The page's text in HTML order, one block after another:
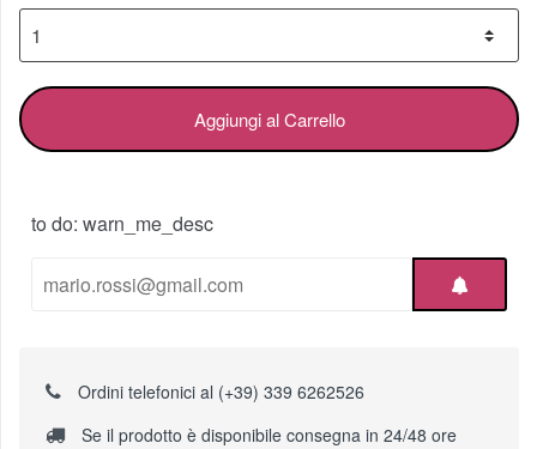
Aggiungi al Carrello
to do: warn_me_desc
Ordini telefonici al (+39) 339 6262526
Se il prodotto è disponibile consegna in 24/48 ore